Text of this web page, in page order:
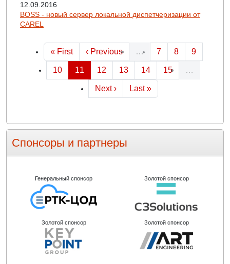
12.09.2016
BOSS - новый сервер локальной диспетчеризации от
CAREL
Нумерация страниц
Первая страница
« First Предыдущая страница
‹ Previous … Страница
7 Страница
8 Страница
9
Страница
10 Страница
11 Страница
12 Страница
13 Страница
14 Страница
15 …
Следующая страница
Next › Последняя страница
Last »
Спонсоры и партнеры
Генеральный спонсор Золотой спонсор
Золотой спонсор Золотой спонсор